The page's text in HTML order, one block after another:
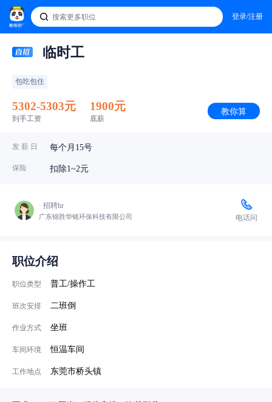
登录/注册
临时工
包吃包住
5302-5303元
到手工资
1900元
底薪
教你算
发 薪 日 每个月15号
保险 扣除1~2元
· 招聘hr
广东锦胜华铭环保科技有限公司 电话问
职位介绍
职位类型 普工/操作工
班次安排 二班倒
作业方式 坐班
车间环境 恒温车间
工作地点 东莞市桥头镇